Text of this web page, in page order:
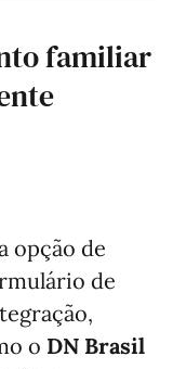
familiar
opção de
de
o DN Brasil